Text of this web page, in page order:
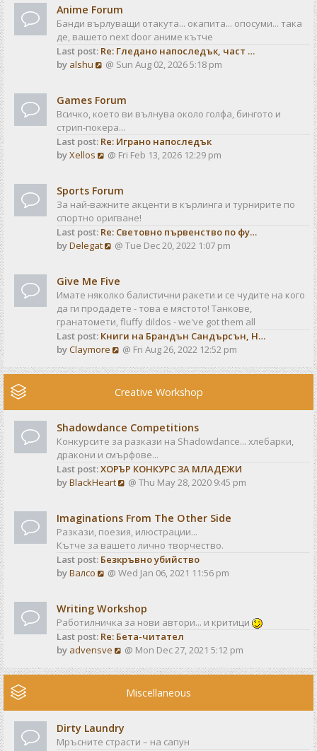
s
e
s
t
p
s
t
w
t
h
e
e
s
t
p
o
t
Anime Forum
Банди върлуващи отакута... окапита... опосуми... така
де, вашето next door аниме кътче
Last post: Re: Гледано напоследък, част …
by alshu
V
w
t
h
e
l
e
s
t
p
o
t
@ Sun Aug 02, 2026 5:18 pm
Games Forum
Всичко, което ви вълнува около голфа, бингото и
стрип-покера...
Last post: Re: Играно напоследък
byXellos
V
w
t
h
e
l
t
e
s
t
p
o
s
t
@ Fri Feb 13, 2026 12:29 pm
Sports Forum
За най-важните акценти в кърлинга и турнирите по
спортно оригване!
Last post: Re: Световно първенство по фу…
byDelegat
V
w
t
h
e
l
a
t
s
o
s
t
@ Tue Dec 20, 2022 1:07 pm
Give Me Five
Имате няколко балистични ракети и се чудите на кого
да ги продадете - това е мястото! Танкове,
гранатомети, fluffy dildos - we've got them all
Last post: Книги на Брандън Сандърсън, Н…
byClaymore
V
e
w
e
l
a
t
e
p
o
s
t
@ Fri Aug 26, 2022 12:52 pm
Creative Workshop
Shadowdance Competitions
Конкурсите за разкази на Shadowdance... хлебарки,
дракони и смърфове...
Last post:ХОРЪР КОНКУРС ЗА МЛАДЕЖИ
byBlackHeart
V
w
t
h
e
l
e
s
t
p
o
t
@ Thu May 28, 2020 9:45 pm
Imaginations From The Other Side
Разкази, поезия, илюстрации...
Кътче за вашето лично творчество.
Last post: Безкръвно убийство
byВалсо
V
w
t
h
e
l
t
p
@ Wed Jan 06, 2021 11:56 pm
Writing Workshop
Работилничка за нови автори... и критици
Last post: Re: Бета-читател
by advensve
V
e
w
e
l
@ Mon Dec 27, 2021 5:12 pm
Miscellaneous
Dirty Laundry
Мръсните страсти – на сапун